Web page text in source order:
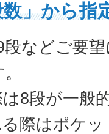
」から指
などご要
8段が一般
際はポケ